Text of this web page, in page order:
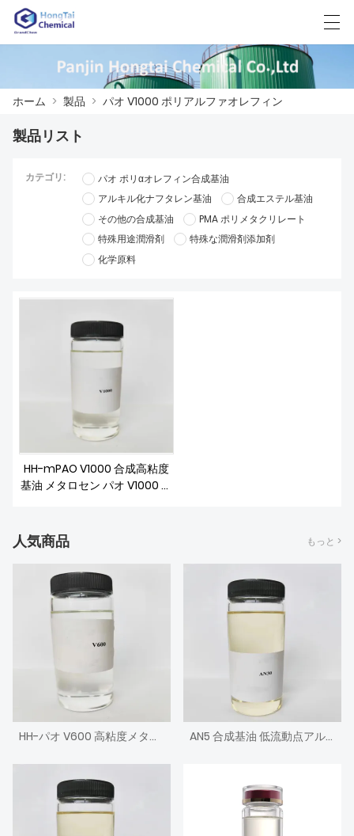
製品
工場展示
我々に連絡し
العربية 中文 English 日本語 한국어
ホーム > 製品 > パオ V1000 ポリアルファオレフィン
製品リスト
カテゴリ:
パオ ポリαオレフィン合成基油
アルキル化ナフタレン基油
合成エステル基油
その他の合成基油
PMA ポリメタクリレート
特殊用途潤滑剤
特殊な潤滑剤添加剤
化学原料
HH-mPAO V1000 合成高粘度
基油 メタロセン パオ V1000 ポ
人気商品 もっと >
HH-パオ V600 高粘度メタロセン ポリ アルファ オレフィン エンジン基油 AN5 合成基油 低流動点アルキル化ナフタレン